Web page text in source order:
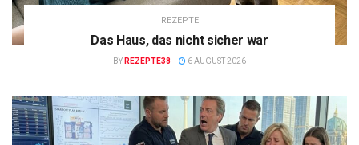
REZEPTE
Das Haus, das nicht sicher war
BY REZEPTE38 6 AUGUST 2026